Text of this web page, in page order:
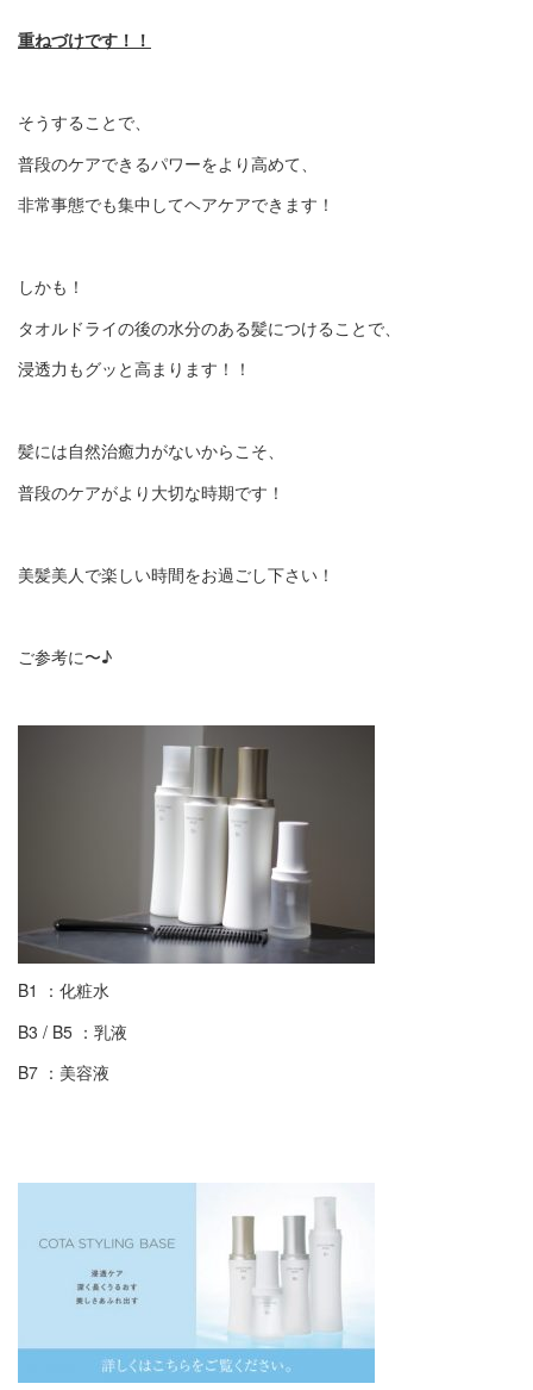
重ねづけです！！
そうすることで、
普段のケアできるパワーをより高めて、
非常事態でも集中してヘアケアできます！
しかも！
タオルドライの後の水分のある髪につけることで、
浸透力もグッと高まります！！
髪には自然治癒力がないからこそ、
普段のケアがより大切な時期です！
美髪美人で楽しい時間をお過ごし下さい！
ご参考に〜♪
B1 ：化粧水
B3 / B5 ：乳液
B7 ：美容液